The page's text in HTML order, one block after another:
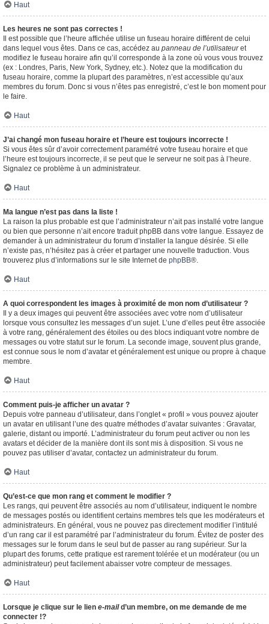
Haut
Les heures ne sont pas correctes !
Il est possible que l’heure affichée utilise un fuseau horaire différent de celui
dans lequel vous êtes. Dans ce cas, accédez au panneau de l’utilisateuret
modifiez le fuseau horaire afin qu’il corresponde à la zone où vous vous trouvez
(ex : Londres, Paris, New York, Sydney, etc.). Notez que la modification du
fuseau horaire, comme la plupart des paramètres, n’est accessible qu’aux
membres du forum. Donc si vous n’êtes pas enregistré, c’est le bon moment pour
le faire.
Haut
J’ai changé mon fuseau horaire et l’heure est toujours incorrecte !
Si vous êtes sûr d’avoir correctement paramétré votre fuseau horaire et que
l’heure est toujours incorrecte, il se peut que le serveur ne soit pas à l’heure.
Signalez ce problème à un administrateur.
Haut
Ma langue n’est pas dans la liste !
La raison la plus probable est que l’administrateur n’ait pas installé votre langue
ou bien que personne n’ait encore traduit phpBB dans votre langue. Essayez de
demander à un administrateur du forum d’installer la langue désirée. Si elle
n’existe pas, n’hésitez pas à créer et partager une nouvelle traduction. Vous
trouverez plus d’informations sur le site Internet de phpBB®.
Haut
A quoi correspondent les images à proximité de mon nom d’utilisateur ?
Il y a deux images qui peuvent être associées avec votre nom d’utilisateur
lorsque vous consultez les messages d’un sujet. L’une d’elles peut être associée
à votre rang, généralement des étoiles ou des blocs indiquant votre nombre de
messages ou votre statut sur le forum. La seconde image, souvent plus grande,
est connue sous le nom d’avatar et généralement est unique ou propre à chaque
membre.
Haut
Comment puis-je afficher un avatar ?
Depuis votre panneau d’utilisateur, dans l’onglet « profil » vous pouvez ajouter
un avatar en utilisant l’une des quatre méthodes d’avatar suivantes : Gravatar,
galerie, distant ou importé. L’administrateur du forum peut activer ou non les
avatars et décider de la manière dont ils sont mis à disposition. Si vous ne
pouvez pas utiliser d’avatar, contactez un administrateur du forum.
Haut
Qu’est-ce que mon rang et comment le modifier ?
Les rangs, qui peuvent être associés au nom d’utilisateur, indiquent le nombre
de messages postés ou identifient certains membres tels que les modérateurs et
administrateurs. En général, vous ne pouvez pas directement modifier l’intitulé
d’un rang car il est paramétré par l’administrateur du forum. Évitez de poster des
messages sur le forum dans le seul but de passer au rang supérieur. Sur la
plupart des forums, cette pratique est rarement tolérée et un modérateur (ou un
administrateur) peut facilement abaisser votre compteur de messages.
Haut
Lorsque je clique sur le lien e-maild’un membre, on me demande de me
connecter !?